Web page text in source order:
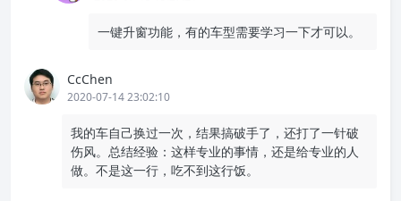
一键升窗功能，有的车型需要学习一下才可以。
CcChen
2020-07-14 23:02:10
我的车自己换过一次，结果搞破手了，还打了一针破
伤风。总结经验：这样专业的事情，还是给专业的人
做。不是这一行，吃不到这行饭。